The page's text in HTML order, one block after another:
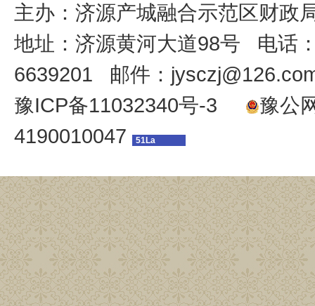
主办： 济源产城融合示范区财政
地址：济源黄河大道98号 电话
6639201 邮件：
豫ICP备11032340号-3
豫公
4190010047
51La